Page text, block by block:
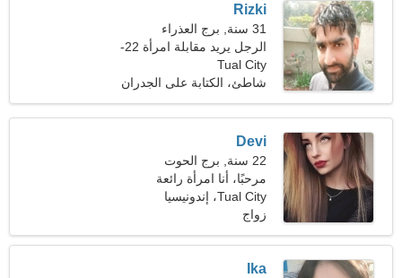
Rizki
31 سنة, برج العذراء
الرجل يريد مقابلة امرأة 22-
29
Tual City
شاطئ، الكتابة على الجدران
Devi
22 سنة, برج الحوت
مرحبًا، أنا امرأة رائعة
Tual City، إندونيسيا
زواج
Ika